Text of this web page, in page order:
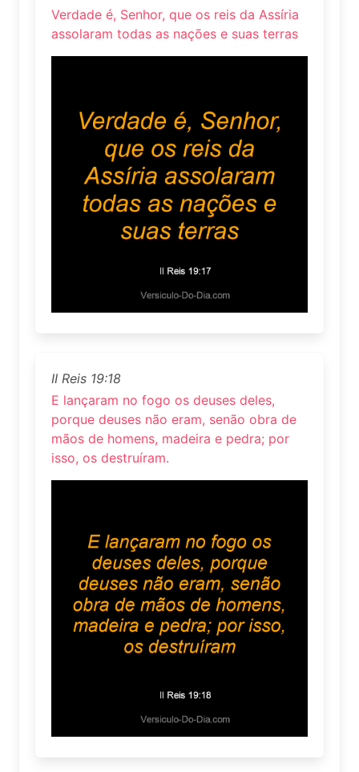
Verdade é, Senhor, que os reis da Assíria
assolaram todas as nações e suas terras
II Reis 19:18
E lançaram no fogo os deuses deles,
porque deuses não eram, senão obra de
mãos de homens, madeira e pedra; por
isso, os destruíram.